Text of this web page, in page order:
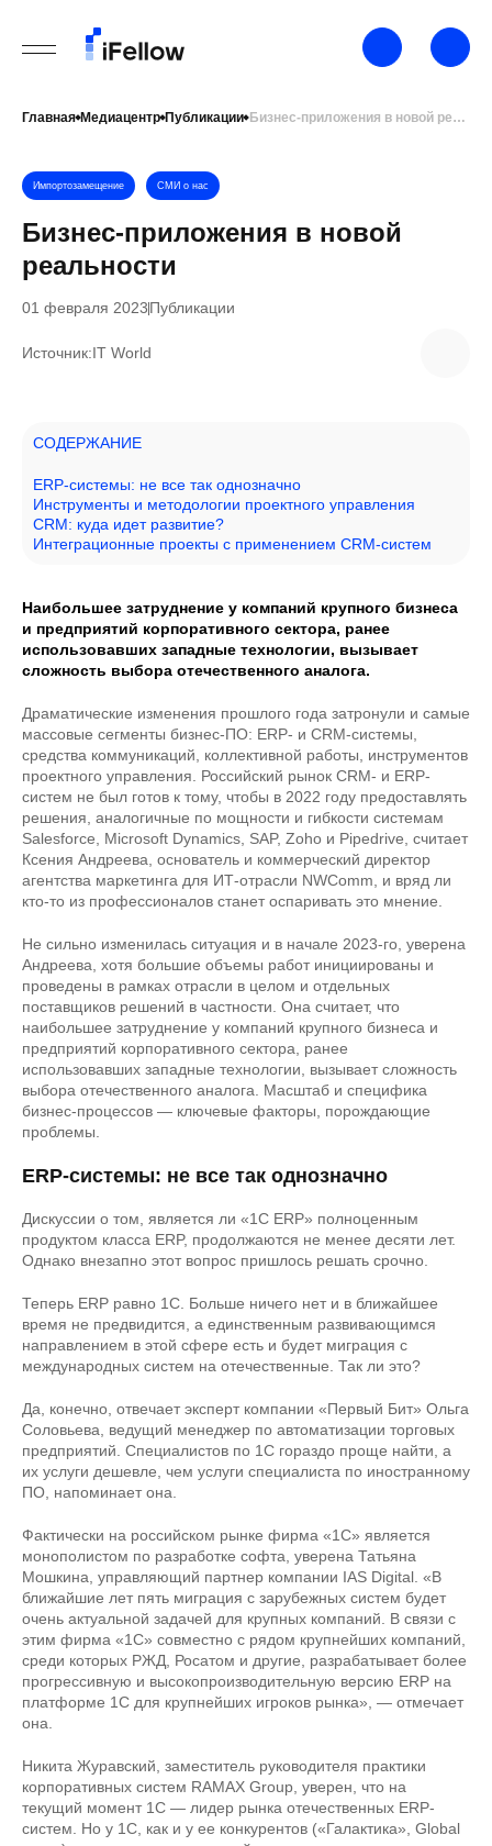
Главная Медиацентр Публикации Бизнес-приложения в новой реальности
Бизнес-приложения в новой
реальности
Импортозамещение СМИ о нас
01 февраля 2023Публикации
Источник:IT World
СОДЕРЖАНИЕ
ERP-системы: не все так однозначно
Инструменты и методологии проектного управления
CRM: куда идет развитие?
Интеграционные проекты с применением CRM-систем
Наибольшее затруднение у компаний крупного бизнеса
и предприятий корпоративного сектора, ранее
использовавших западные технологии, вызывает
сложность выбора отечественного аналога.
Драматические изменения прошлого года затронули и самые
массовые сегменты бизнес-ПО: ERP- и CRM-системы,
средства коммуникаций, коллективной работы, инструментов
проектного управления. Российский рынок CRM- и ERP-
систем не был готов к тому, чтобы в 2022 году предоставлять
решения, аналогичные по мощности и гибкости системам
Salesforce, Microsoft Dynamics, SAP, Zoho и Pipedrive, считает
Ксения Андреева, основатель и коммерческий директор
агентства маркетинга для ИТ-отрасли NWComm, и вряд ли
кто-то из профессионалов станет оспаривать это мнение.
Не сильно изменилась ситуация и в начале 2023-го, уверена
Андреева, хотя большие объемы работ инициированы и
проведены в рамках отрасли в целом и отдельных
поставщиков решений в частности. Она считает, что
наибольшее затруднение у компаний крупного бизнеса и
предприятий корпоративного сектора, ранее
использовавших западные технологии, вызывает сложность
выбора отечественного аналога. Масштаб и специфика
бизнес-процессов — ключевые факторы, порождающие
проблемы.
ERP-системы: не все так однозначно
Дискуссии о том, является ли «1С ERP» полноценным
продуктом класса ERP, продолжаются не менее десяти лет.
Однако внезапно этот вопрос пришлось решать срочно.
Теперь ERP равно 1С. Больше ничего нет и в ближайшее
время не предвидится, а единственным развивающимся
направлением в этой сфере есть и будет миграция с
международных систем на отечественные. Так ли это?
Да, конечно, отвечает эксперт компании «Первый Бит» Ольга
Соловьева, ведущий менеджер по автоматизации торговых
предприятий. Специалистов по 1С гораздо проще найти, а
их услуги дешевле, чем услуги специалиста по иностранному
ПО, напоминает она.
Фактически на российском рынке фирма «1С» является
монополистом по разработке софта, уверена Татьяна
Мошкина, управляющий партнер компании IAS Digital. «В
ближайшие лет пять миграция с зарубежных систем будет
очень актуальной задачей для крупных компаний. В связи с
этим фирма «1С» совместно с рядом крупнейших компаний,
среди которых РЖД, Росатом и другие, разрабатывает более
прогрессивную и высокопроизводительную версию ERP на
платформе 1С для крупнейших игроков рынка», — отмечает
она.
Никита Журавский, заместитель руководителя практики
корпоративных систем RAMAX Group, уверен, что на
текущий момент 1С — лидер рынка отечественных ERP-
систем. Но у 1С, как и у ее конкурентов («Галактика», Global